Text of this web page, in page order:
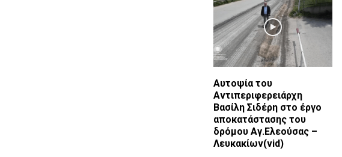
Αυτοψία του
Αντιπεριφερειάρχη
Βασίλη Σιδέρη στο έργο
αποκατάστασης του
δρόμου Αγ.Ελεούσας –
Λευκακίων(vid)